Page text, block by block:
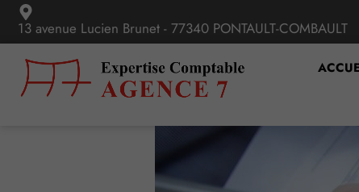
13 avenue Lucien Brunet - 77340 PONTAULT-COMBAULT